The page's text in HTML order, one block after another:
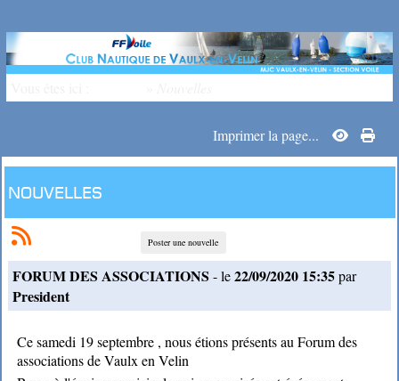
Imprimer la page...
Nouvelles
Poster une nouvelle
FORUM DES ASSOCIATIONS - le22/09/2020 15:35par
President
Ce samedi 19 septembre , nous étions présents au Forum des
associations de Vaulx en Velin